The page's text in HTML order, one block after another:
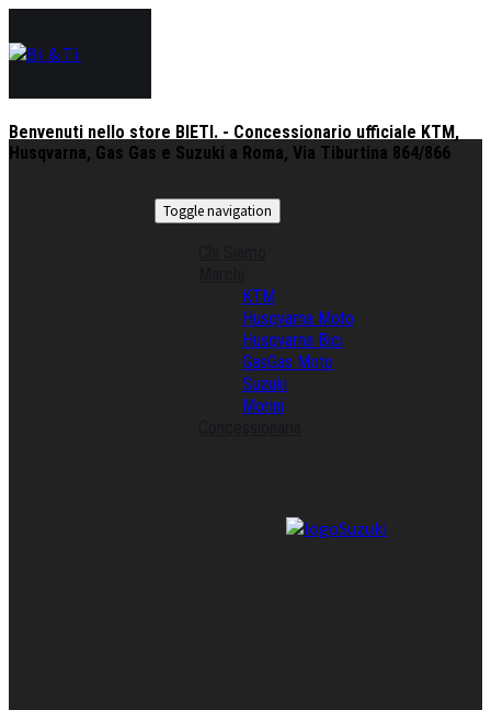
Benvenuti nello store BIETI. - Concessionario ufficiale KTM,
Husqvarna, Gas Gas e Suzuki a Roma, Via Tiburtina 864/866
Toggle navigation
KTM
Husqvarna Moto
Husqvarna Bici
GasGas Moto
Suzuki
Morini